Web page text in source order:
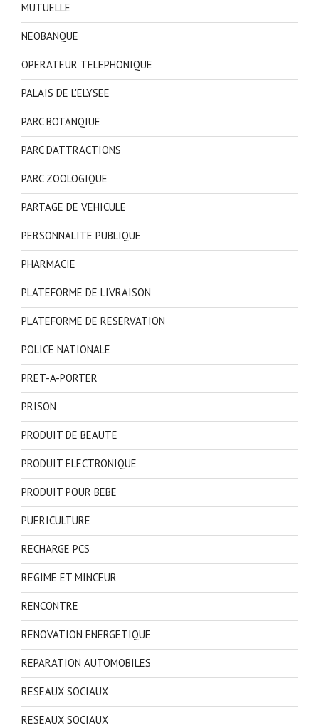
MUTUELLE
NEOBANQUE
OPERATEUR TELEPHONIQUE
PALAIS DE L'ELYSEE
PARC BOTANQIUE
PARC D'ATTRACTIONS
PARC ZOOLOGIQUE
PARTAGE DE VEHICULE
PERSONNALITE PUBLIQUE
PHARMACIE
PLATEFORME DE LIVRAISON
PLATEFORME DE RESERVATION
POLICE NATIONALE
PRET-A-PORTER
PRISON
PRODUIT DE BEAUTE
PRODUIT ELECTRONIQUE
PRODUIT POUR BEBE
PUERICULTURE
RECHARGE PCS
REGIME ET MINCEUR
RENCONTRE
RENOVATION ENERGETIQUE
REPARATION AUTOMOBILES
RESEAUX SOCIAUX
RESEAUX SOCIAUX